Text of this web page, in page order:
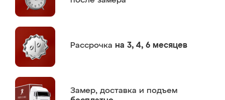
Рассрочка на 3, 4, 6 месяцев
Замер, доставка и подъем